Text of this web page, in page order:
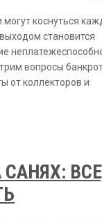
коснуться
становится
вопросы
от коллекторов и